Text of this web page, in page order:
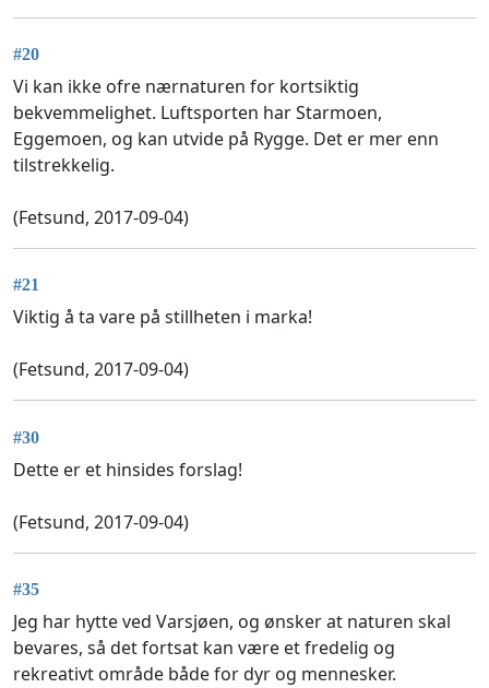
#20
Vi kan ikke ofre nærnaturen for kortsiktig
bekvemmelighet. Luftsporten har Starmoen,
Eggemoen, og kan utvide på Rygge. Det er mer enn
tilstrekkelig.
(Fetsund, 2017-09-04)
#21
Viktig å ta vare på stillheten i marka!
(Fetsund, 2017-09-04)
#30
Dette er et hinsides forslag!
(Fetsund, 2017-09-04)
#35
Jeg har hytte ved Varsjøen, og ønsker at naturen skal
bevares, så det fortsat kan være et fredelig og
rekreativt område både for dyr og mennesker.